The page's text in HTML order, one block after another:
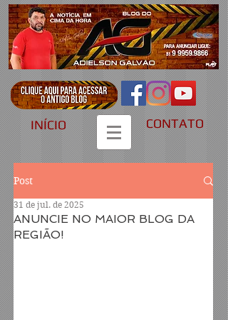
INÍCIO CONTATO
Post
ANUNCIE NO MAIOR BLOG DA
REGIÃO!
31 de jul. de 2025